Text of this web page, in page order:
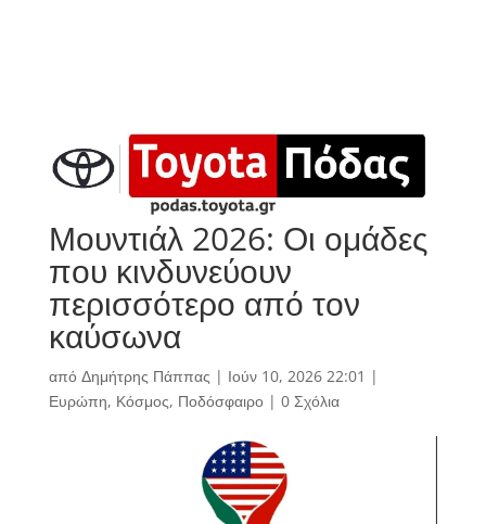
Μουντιάλ 2026: Οι ομάδες
που κινδυνεύουν
περισσότερο από τον
καύσωνα
από Δημήτρης Πάππας | Ιούν 10, 2026 22:01 |
Ευρώπη, Κόσμος, Ποδόσφαιρο| 0 Σχόλια